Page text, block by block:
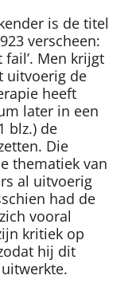
is de titel
verscheen:
fail’. Men krijgt
uitvoerig de
heeft
later in een
blz.) de
Die
thematiek van
al uitvoerig
had de
vooral
kritiek op
hij dit